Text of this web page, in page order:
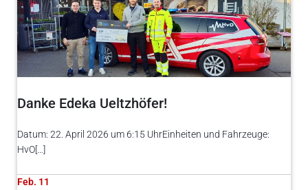
Danke Edeka Ueltzhöfer!
Datum: 22. April 2026 um 6:15 UhrEinheiten und Fahrzeuge:
HvO[…]
Feb. 11